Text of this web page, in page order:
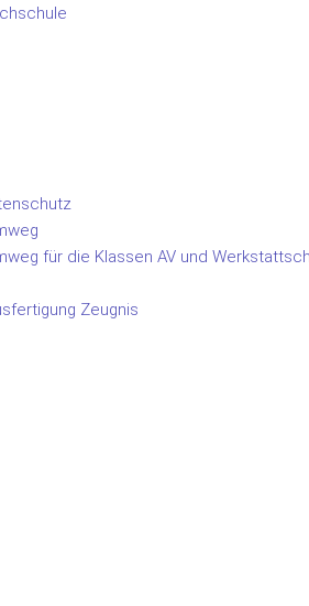
für die Klassen AV und
Zeugnis